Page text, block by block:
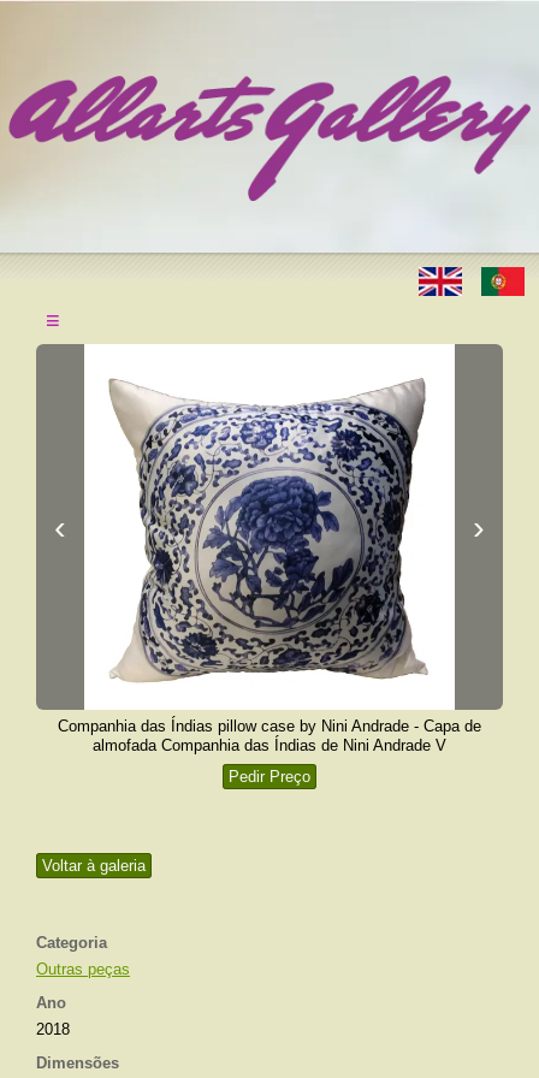
≡
Voltar à galeria
Categoria
Outras peças
Ano
2018
Dimensões
‹ ›
Companhia das Índias pillow case by Nini Andrade - Capa de
almofada Companhia das Índias de Nini Andrade V
Pedir Preço